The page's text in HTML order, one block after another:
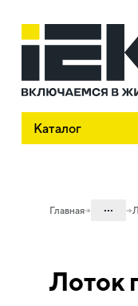
Каталог
Главная ...
05.04
Лоток